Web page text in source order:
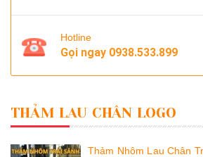
Hotline
Gọi ngay 0938.533.899
THẢM LAU CHÂN LOGO
Thảm Nhôm Lau Chân